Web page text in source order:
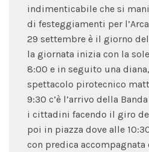
indimenticabile che si
di festeggiamenti per
29 settembre è il giorno
la giornata inizia con la
8:00 e in seguito una
spettacolo pirotecnico
9:30 c’è l’arrivo della
i cittadini facendo il giro
poi in piazza dove alle
con predica